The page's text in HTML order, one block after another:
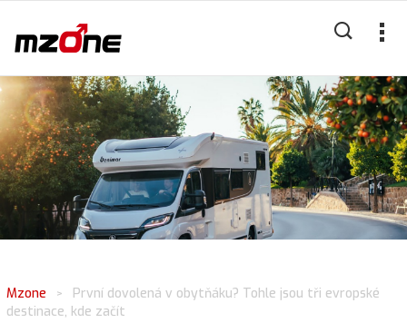
Mzone >
První dovolená v obytňáku? Tohle jsou tři evropské
destinace, kde začít